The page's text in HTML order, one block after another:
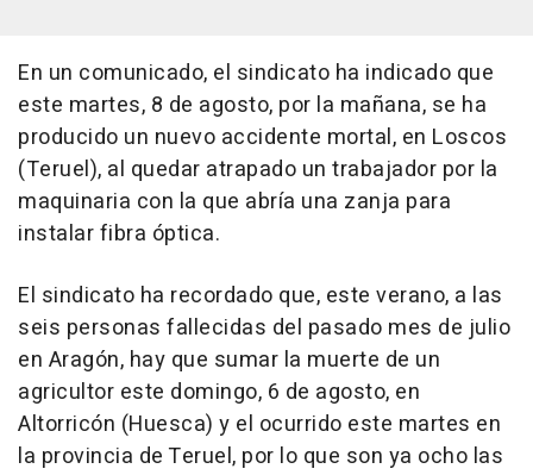
En un comunicado, el sindicato ha indicado que
este martes, 8 de agosto, por la mañana, se ha
producido un nuevo accidente mortal, en Loscos
(Teruel), al quedar atrapado un trabajador por la
maquinaria con la que abría una zanja para
instalar fibra óptica.
El sindicato ha recordado que, este verano, a las
seis personas fallecidas del pasado mes de julio
en Aragón, hay que sumar la muerte de un
agricultor este domingo, 6 de agosto, en
Altorricón (Huesca) y el ocurrido este martes en
la provincia de Teruel, por lo que son ya ocho las